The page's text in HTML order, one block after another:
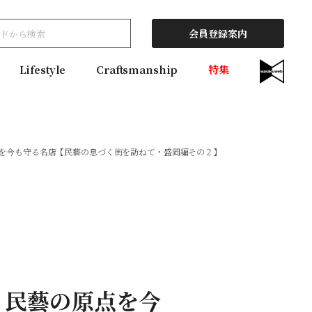
会員登録案内
Lifestyle Craftsmanship 特集
も守る名店【民藝の息づく街を訪ねて・盛岡編その２】
藝の原点を今